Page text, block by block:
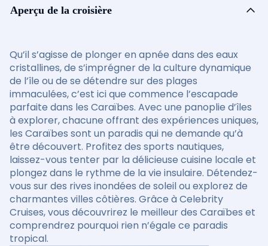
Aperçu de la croisière
Qu’il s’agisse de plonger en apnée dans des eaux
cristallines, de s’imprégner de la culture dynamique
de l’île ou de se détendre sur des plages
immaculées, c’est ici que commence l’escapade
parfaite dans les Caraïbes. Avec une panoplie d’îles
à explorer, chacune offrant des expériences uniques,
les Caraïbes sont un paradis qui ne demande qu’à
être découvert. Profitez des sports nautiques,
laissez-vous tenter par la délicieuse cuisine locale et
plongez dans le rythme de la vie insulaire. Détendez-
vous sur des rives inondées de soleil ou explorez de
charmantes villes côtières. Grâce à Celebrity
Cruises, vous découvrirez le meilleur des Caraïbes et
comprendrez pourquoi rien n’égale ce paradis
tropical.